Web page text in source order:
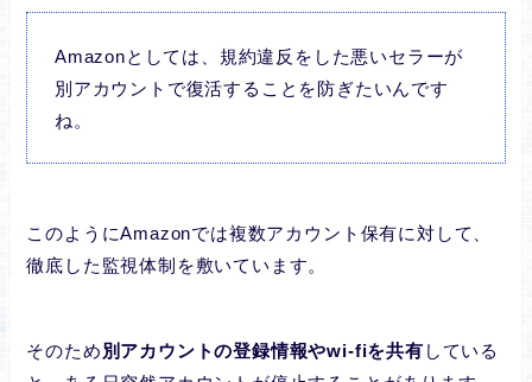
Amazonとしては、規約違反をした悪いセラーが
別アカウントで復活することを防ぎたいんです
ね。
このようにAmazonでは複数アカウント保有に対して、
徹底した監視体制を敷いています。
そのため別アカウントの登録情報やwi-fiを共有 している